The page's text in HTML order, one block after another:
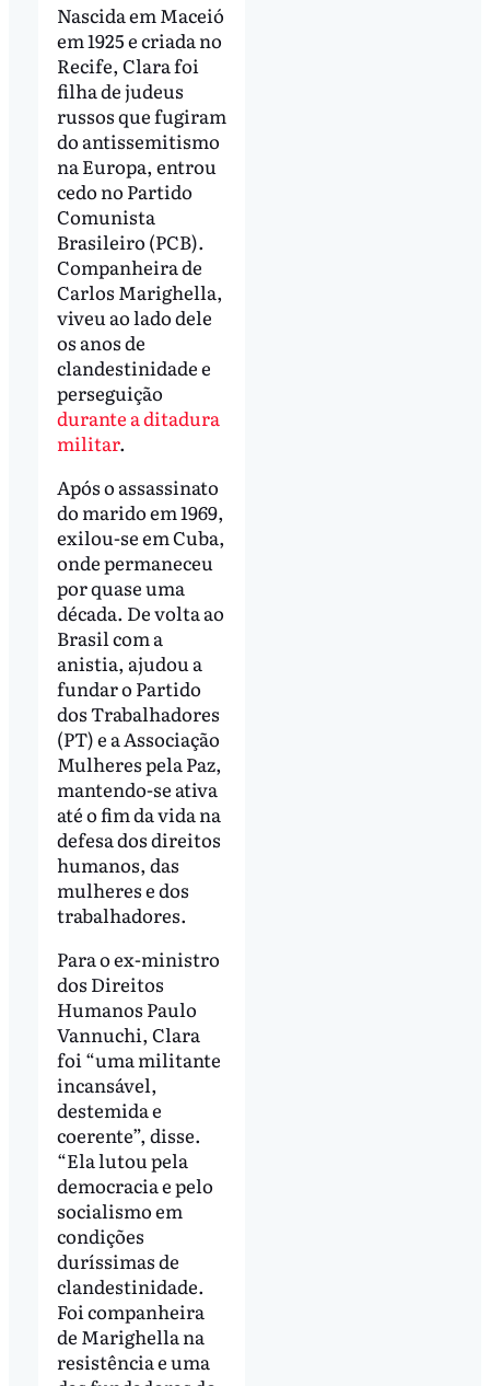
Nascida em Maceió
em 1925 e criada no
Recife, Clara foi
filha de judeus
russos que fugiram
do antissemitismo
na Europa, entrou
cedo no Partido
Comunista
Brasileiro (PCB).
Companheira de
Carlos Marighella,
viveu ao lado dele
os anos de
clandestinidade e
perseguição
durante a ditadura
militar.
Após o assassinato
do marido em 1969,
exilou-se em Cuba,
onde permaneceu
por quase uma
década. De volta ao
Brasil com a
anistia, ajudou a
fundar o Partido
dos Trabalhadores
(PT) e a Associação
Mulheres pela Paz,
mantendo-se ativa
até o fim da vida na
defesa dos direitos
humanos, das
mulheres e dos
trabalhadores.
Para o ex-ministro
dos Direitos
Humanos Paulo
Vannuchi, Clara
foi “uma militante
incansável,
destemida e
coerente”, disse.
“Ela lutou pela
democracia e pelo
socialismo em
condições
duríssimas de
clandestinidade.
Foi companheira
de Marighella na
resistência e uma